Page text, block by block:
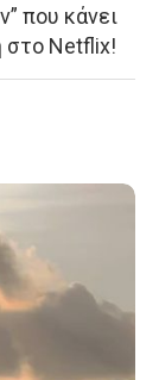
που κάνει
στο Netflix!